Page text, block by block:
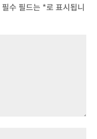
필수 필드는 *로 표시됩니